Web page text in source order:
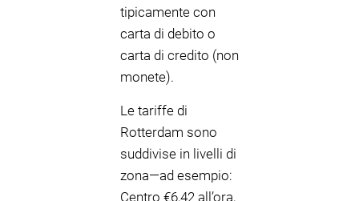
tipicamente con
carta di debito o
carta di credito (non
monete).
Le tariffe di
Rotterdam sono
suddivise in livelli di
zona—ad esempio:
Centro €6,42 all’ora,